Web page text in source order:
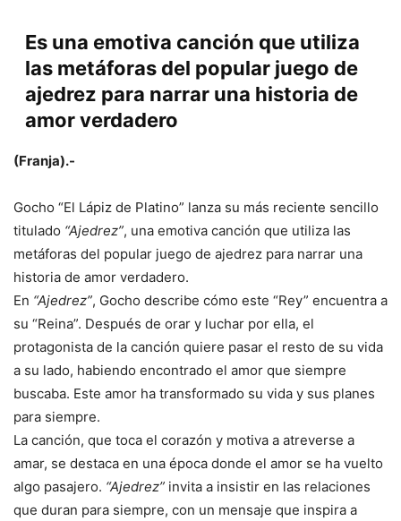
Es una emotiva canción que utiliza
las metáforas del popular juego de
ajedrez para narrar una historia de
amor verdadero
(Franja).-
Gocho “El Lápiz de Platino” lanza su más reciente sencillo
titulado “Ajedrez”, una emotiva canción que utiliza las
metáforas del popular juego de ajedrez para narrar una
historia de amor verdadero.
En “Ajedrez”, Gocho describe cómo este “Rey” encuentra a
su “Reina”. Después de orar y luchar por ella, el
protagonista de la canción quiere pasar el resto de su vida
a su lado, habiendo encontrado el amor que siempre
buscaba. Este amor ha transformado su vida y sus planes
para siempre.
La canción, que toca el corazón y motiva a atreverse a
amar, se destaca en una época donde el amor se ha vuelto
algo pasajero. “Ajedrez” invita a insistir en las relaciones
que duran para siempre, con un mensaje que inspira a